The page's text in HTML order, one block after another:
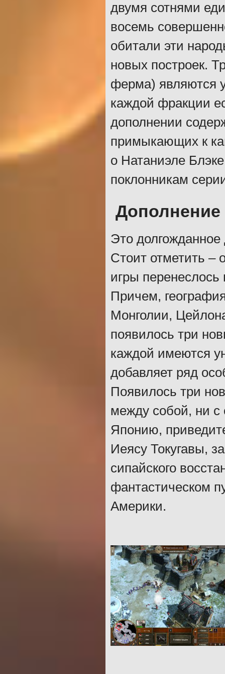
двумя сотнями
восемь
обитали эти
новых построек.
ферма) являются
каждой фракции
дополнении
примыкающих к
о Натаниэле
поклонникам
Дополнение
Это долгожданное
Стоит отметить –
игры
Причем,
Монголии,
появилось три
каждой имеются
добавляет ряд
Появилось три
между собой, ни с
Японию,
Иеясу Токугавы,
сипайского
фантастическом
Америки.